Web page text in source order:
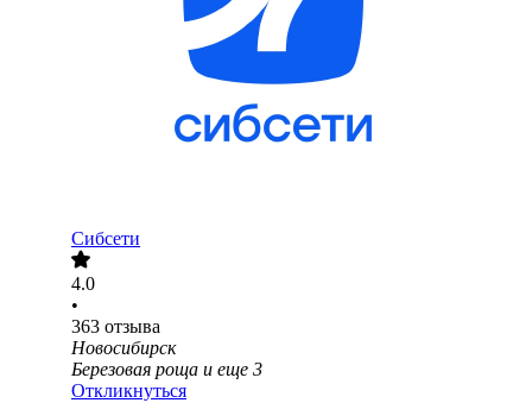
Сибсети
4.0
•
363 отзыва
Новосибирск
Березовая роща и еще 3
Откликнуться